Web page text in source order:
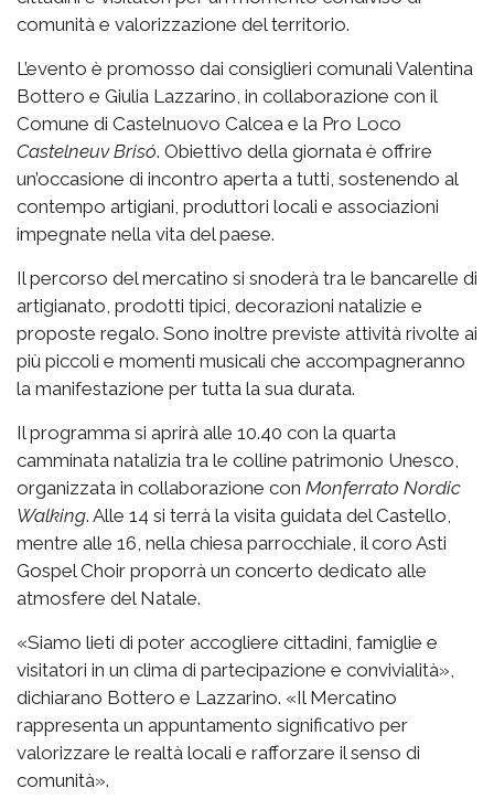
comunità e valorizzazione del territorio.
L’evento è promosso dai consiglieri comunali Valentina
Bottero e Giulia Lazzarino, in collaborazione con il
Comune di Castelnuovo Calcea e la Pro Loco
Castelneuv Brisó. Obiettivo della giornata è offrire
un’occasione di incontro aperta a tutti, sostenendo al
contempo artigiani, produttori locali e associazioni
impegnate nella vita del paese.
Il percorso del mercatino si snoderà tra le bancarelle di
artigianato, prodotti tipici, decorazioni natalizie e
proposte regalo. Sono inoltre previste attività rivolte ai
più piccoli e momenti musicali che accompagneranno
la manifestazione per tutta la sua durata.
Il programma si aprirà alle 10.40 con la quarta
camminata natalizia tra le colline patrimonio Unesco,
organizzata in collaborazione con Monferrato Nordic
Walking. Alle 14 si terrà la visita guidata del Castello,
mentre alle 16, nella chiesa parrocchiale, il coro Asti
Gospel Choir proporrà un concerto dedicato alle
atmosfere del Natale.
«Siamo lieti di poter accogliere cittadini, famiglie e
visitatori in un clima di partecipazione e convivialità»,
dichiarano Bottero e Lazzarino. «Il Mercatino
rappresenta un appuntamento significativo per
valorizzare le realtà locali e rafforzare il senso di
comunità».